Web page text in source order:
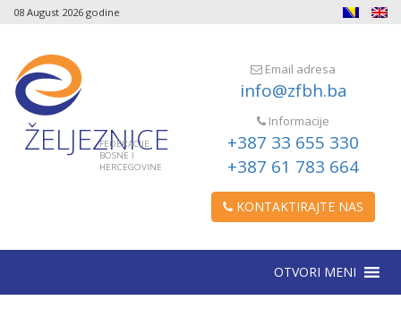
08 August 2026 godine
ŽELJEZNICE
FEDERACIJE
BOSNE I
HERCEGOVINE
Email adresa
info@zfbh.ba
Informacije
+387 33 655 330
+387 61 783 664
KONTAKTIRAJTE NAS
OTVORI MENI